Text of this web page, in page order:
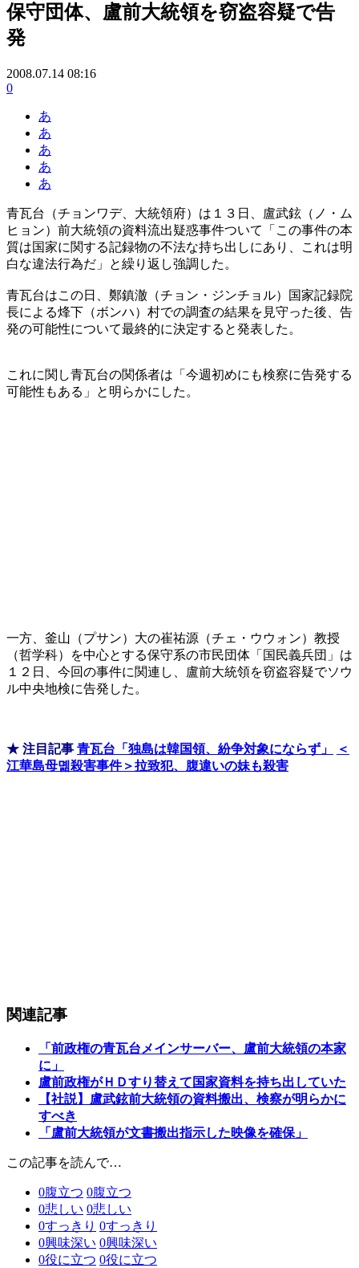
保守団体、盧前大統領を窃盗容疑で告
発
2008.07.14 08:16
0
あ
あ
あ
あ
あ
青瓦台（チョンワデ、大統領府）は１３日、盧武鉉（ノ・ム
ヒョン）前大統領の資料流出疑惑事件ついて「この事件の本
質は国家に関する記録物の不法な持ち出しにあり、これは明
白な違法行為だ」と繰り返し強調した。
青瓦台はこの日、鄭鎮澈（チョン・ジンチョル）国家記録院
長による烽下（ボンハ）村での調査の結果を見守った後、告
発の可能性について最終的に決定すると発表した。
これに関し青瓦台の関係者は「今週初めにも検察に告発する
可能性もある」と明らかにした。
一方、釜山（プサン）大の崔祐源（チェ・ウウォン）教授
（哲学科）を中心とする保守系の市民団体「国民義兵団」は
１２日、今回の事件に関連し、盧前大統領を窃盗容疑でソウ
ル中央地検に告発した。
★ 注目記事 青瓦台「独島は韓国領、紛争対象にならず」
＜
江華島母몖殺害事件＞拉致犯、腹違いの妹も殺害
関連記事
「前政権の青瓦台メインサーバー、盧前大統領の本家
に」
盧前政権がＨＤすり替えて国家資料を持ち出していた
【社説】盧武鉉前大統領の資料搬出、検察が明らかに
すべき
「盧前大統領が文書搬出指示した映像を確保」
この記事を読んで…
0腹立つ 0腹立つ
0悲しい 0悲しい
0すっきり 0すっきり
0興味深い 0興味深い
0役に立つ 0役に立つ